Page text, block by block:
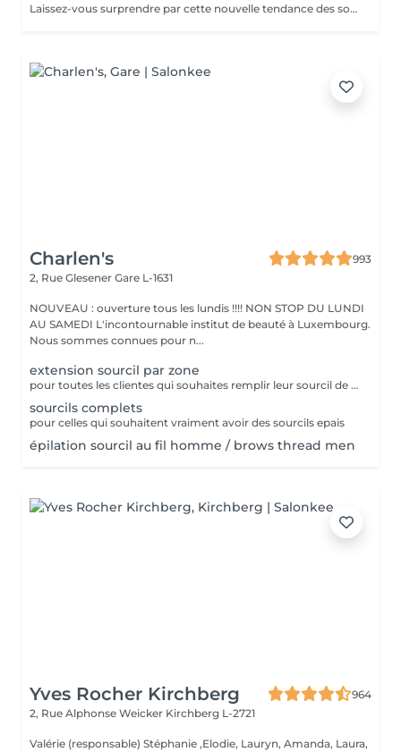
Laissez-vous surprendre par cette nouvelle tendance des sourcils qui allie densité et naturelle; L'extension de sourcil est réalisé avec du cheveux naturel et une colle transparente pour un résultat dès plus imperceptible. Nous réussissons à remplir les faillent du sourcil afin de remplir et obtenir un contour plus dessiné. Un résultat s'approchant du microblading mais bien entendu sans aucune aiguillé ni douleur.
Charlen's
993
2, Rue Glesener Gare L-1631
NOUVEAU : ouverture tous les lundis !!!! NON STOP DU LUNDI
AU SAMEDI L'incontournable institut de beauté à Luxembourg.
Nous sommes connues pour n...
extension sourcil par zone
pour toutes les clientes qui souhaites remplir leur sourcil de facon temporaire et naturel cette prestation est faites pour vous
sourcils complets
pour celles qui souhaitent vraiment avoir des sourcils epais
épilation sourcil au fil homme / brows thread men
Yves Rocher Kirchberg
964
2, Rue Alphonse Weicker Kirchberg L-2721
Valérie (responsable) Stéphanie ,Elodie, Lauryn, Amanda, Laura,